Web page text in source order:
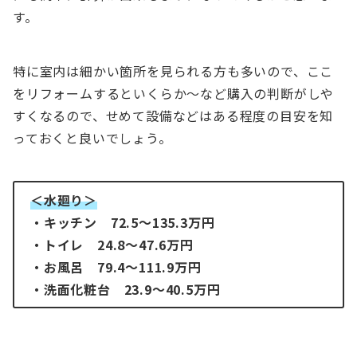
す。
特に室内は細かい箇所を見られる方も多いので、ここ
をリフォームするといくらか～など購入の判断がしや
すくなるので、せめて設備などはある程度の目安を知
っておくと良いでしょう。
＜水廻り＞
・キッチン 72.5～135.3万円
・トイレ 24.8～47.6万円
・お風呂 79.4～111.9万円
・洗面化粧台 23.9～40.5万円